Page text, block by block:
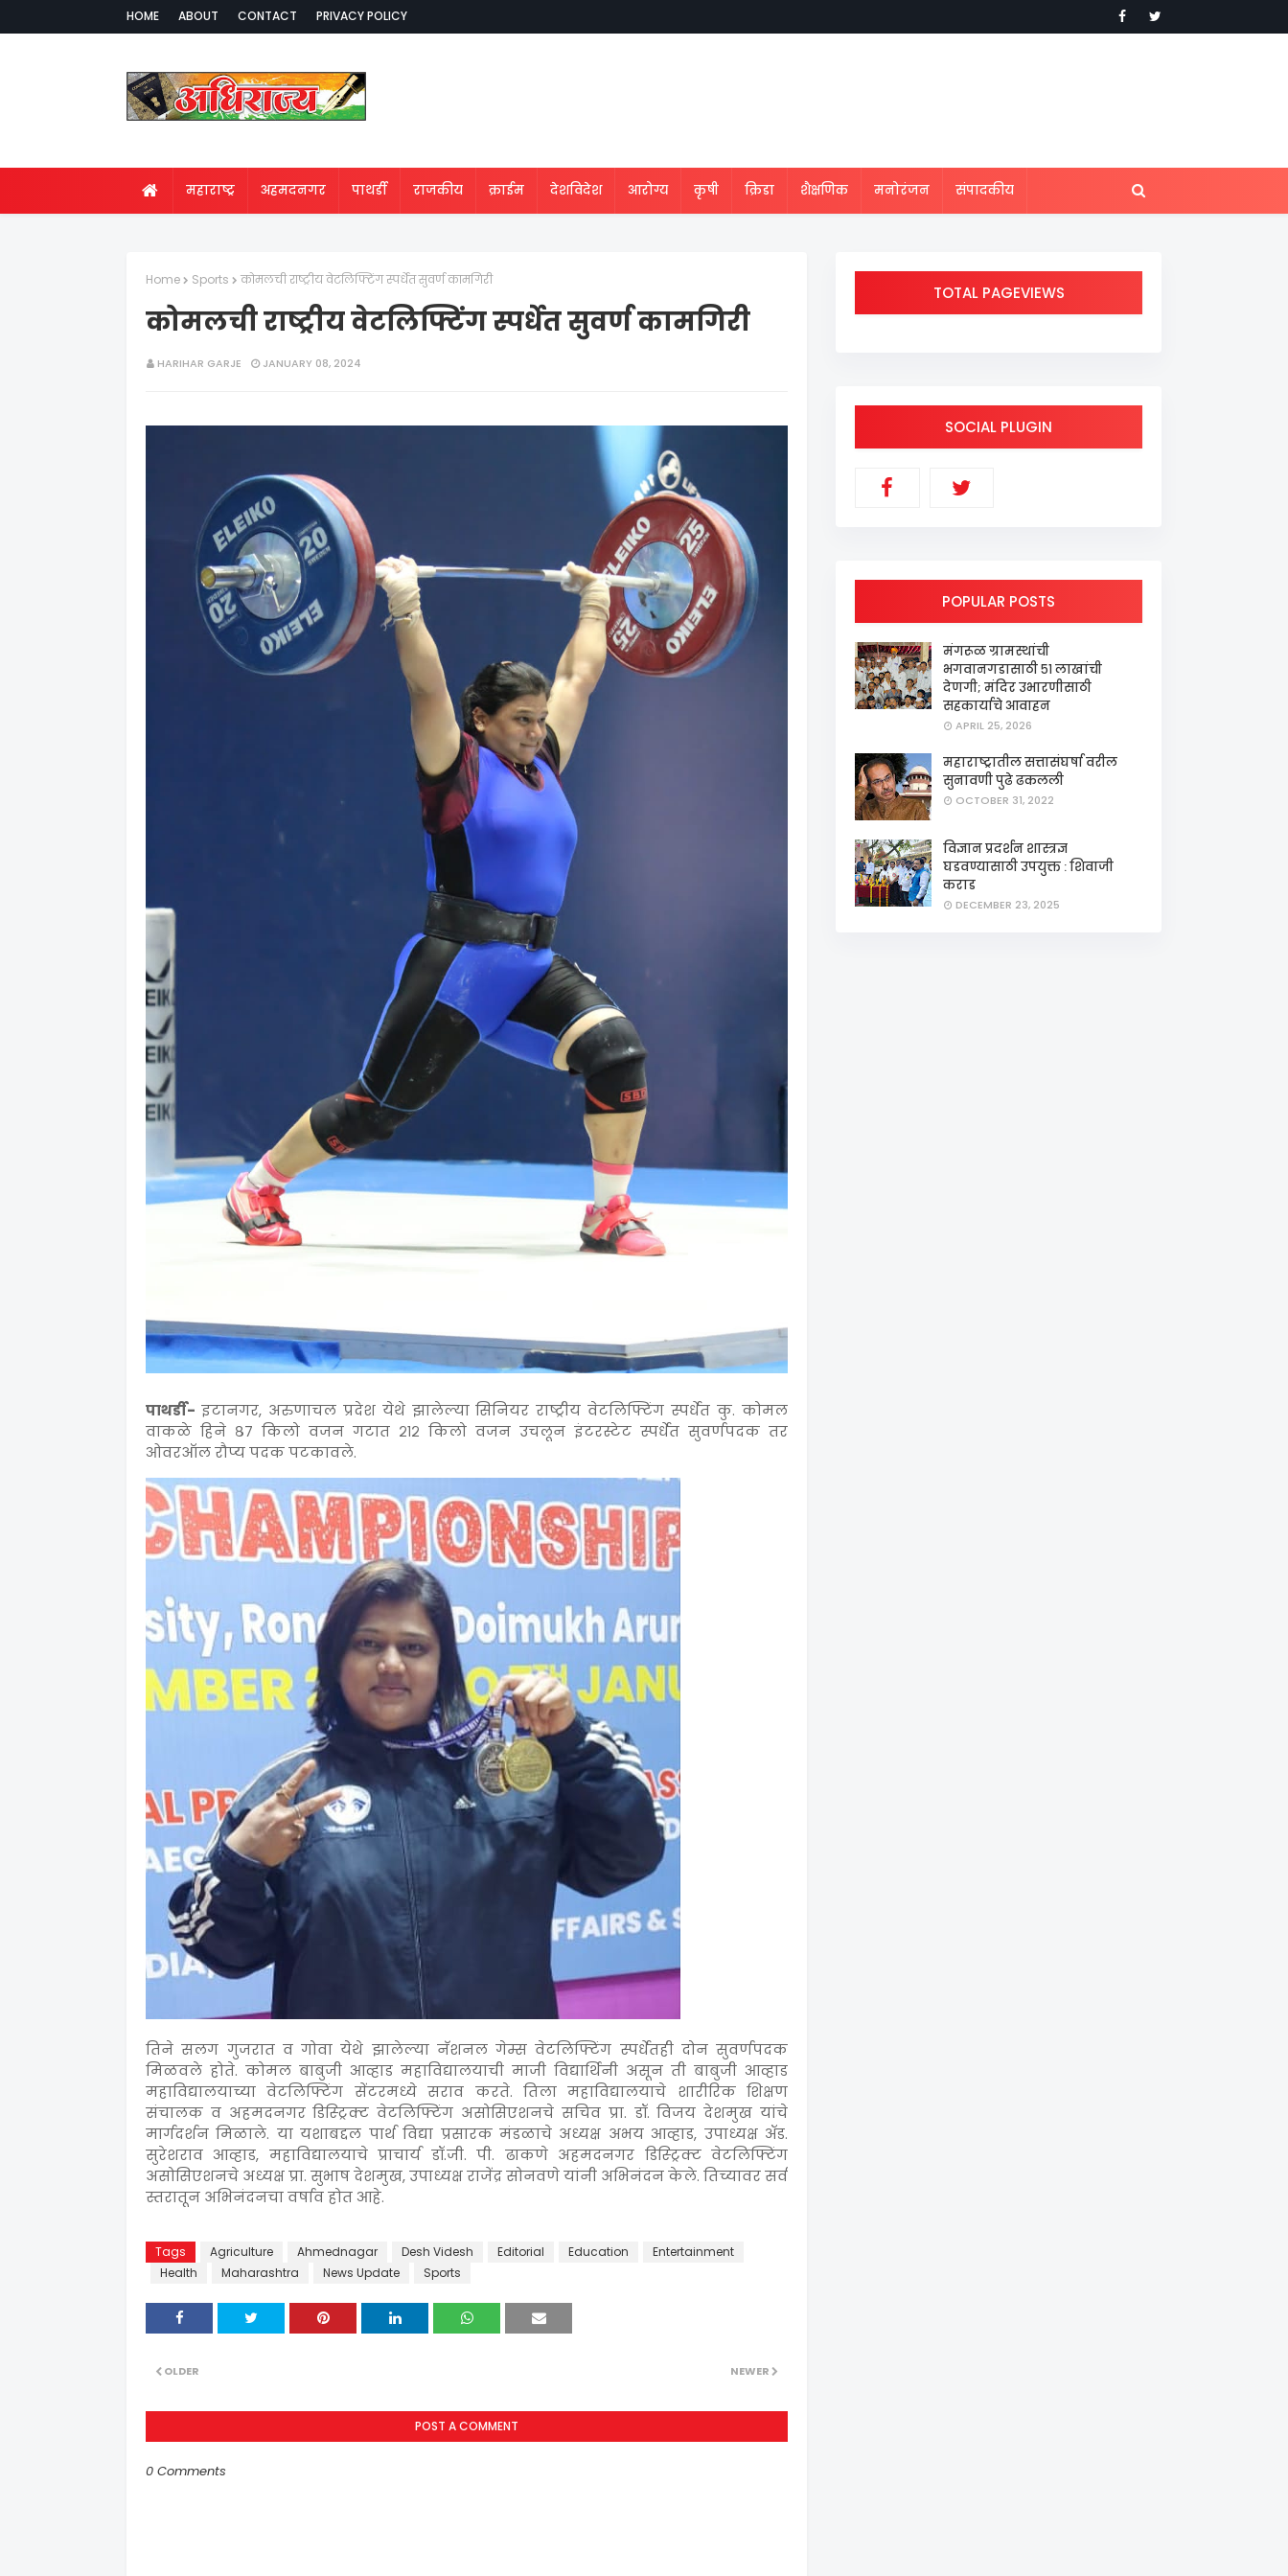
HOME ABOUT CONTACT PRIVACY POLICY
महाराष्ट्र अहमदनगर पाथर्डी राजकीय क्राईम देशविदेश आरोग्य कृषी क्रिडा शैक्षणिक मनोरंजन संपादकीय
Home Sports कोमलची राष्ट्रीय वेटलिफ्टिंग स्पर्धेत सुवर्ण कामगिरी
कोमलची राष्ट्रीय वेटलिफ्टिंग स्पर्धेत सुवर्ण कामगिरी
HARIHAR GARJE JANUARY 08, 2024
पाथर्डी- इटानगर, अरुणाचल प्रदेश येथे झालेल्या सिनियर राष्ट्रीय वेटलिफ्टिंग स्पर्धेत कु. कोमल
वाकळे हिने ८७ किलो वजन गटात २१२ किलो वजन उचलून इंटरस्टेट स्पर्धेत सुवर्णपदक तर
ओवरऑल रौप्य पदक पटकावले.
तिने सलग गुजरात व गोवा येथे झालेल्या नॅशनल गेम्स वेटलिफ्टिंग स्पर्धेतही दोन सुवर्णपदक
मिळवले होते. कोमल बाबुजी आव्हाड महाविद्यालयाची माजी विद्यार्थिनी असून ती बाबुजी आव्हाड
महाविद्यालयाच्या वेटलिफ्टिंग सेंटरमध्ये सराव करते. तिला महाविद्यालयाचे शारीरिक शिक्षण
संचालक व अहमदनगर डिस्ट्रिक्ट वेटलिफ्टिंग असोसिएशनचे सचिव प्रा. डॉ. विजय देशमुख यांचे
मार्गदर्शन मिळाले. या यशाबद्दल पार्थ विद्या प्रसारक मंडळाचे अध्यक्ष अभय आव्हाड, उपाध्यक्ष ॲड.
सुरेशराव आव्हाड, महाविद्यालयाचे प्राचार्य डॉ.जी. पी. ढाकणे अहमदनगर डिस्ट्रिक्ट वेटलिफ्टिंग
असोसिएशनचे अध्यक्ष प्रा. सुभाष देशमुख, उपाध्यक्ष राजेंद्र सोनवणे यांनी अभिनंदन केले. तिच्यावर सर्व
स्तरातून अभिनंदनचा वर्षाव होत आहे.
Tags Agriculture Ahmednagar Desh Videsh Editorial Education
Entertainment
Health
Maharashtra News Update Sports
NEWER
OLDER
POST A COMMENT
0 Comments
TOTAL PAGEVIEWS
SOCIAL PLUGIN
POPULAR POSTS
मंगरूळ ग्रामस्थांची
भगवानगडासाठी ५१ लाखांची
देणगी; मंदिर उभारणीसाठी
सहकार्याचे आवाहन
APRIL 25, 2026
महाराष्ट्रातील सत्तासंघर्षा वरील
सुनावणी पुढे ढकलली
OCTOBER 31, 2022
विज्ञान प्रदर्शन शास्त्रज्ञ
घडवण्यासाठी उपयुक्त : शिवाजी
कराड
DECEMBER 23, 2025